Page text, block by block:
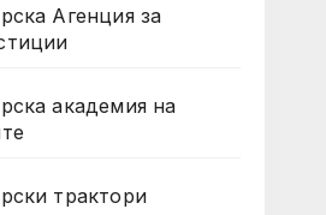
Агенция за
академия на
трактори